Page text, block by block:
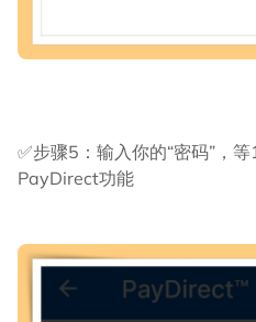
✅步骤5：输入你的“密码”，
PayDirect功能